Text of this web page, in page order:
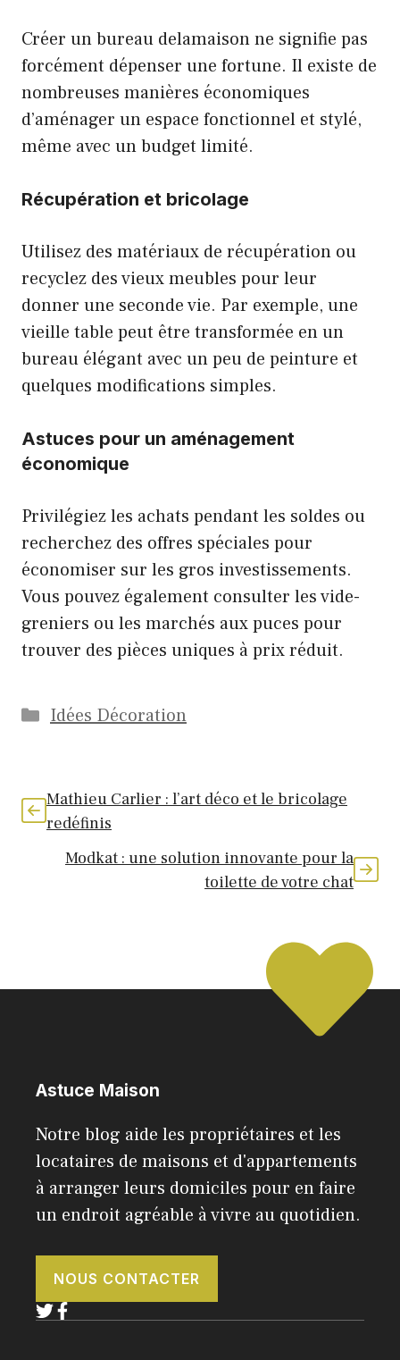
Créer un bureau delamaison ne signifie pas
forcément dépenser une fortune. Il existe de
nombreuses manières économiques
d’aménager un espace fonctionnel et stylé,
même avec un budget limité.
Récupération et bricolage
Utilisez des matériaux de récupération ou
recyclez des vieux meubles pour leur
donner une seconde vie. Par exemple, une
vieille table peut être transformée en un
bureau élégant avec un peu de peinture et
quelques modifications simples.
Astuces pour un aménagement
économique
Privilégiez les achats pendant les soldes ou
recherchez des offres spéciales pour
économiser sur les gros investissements.
Vous pouvez également consulter les vide-
greniers ou les marchés aux puces pour
trouver des pièces uniques à prix réduit.
Catégories
Idées Décoration
Mathieu Carlier : l’art déco et le bricolage
redéfinis
Modkat : une solution innovante pour la
toilette de votre chat
Astuce Maison
Notre blog aide les propriétaires et les
locataires de maisons et d'appartements
à arranger leurs domiciles pour en faire
un endroit agréable à vivre au quotidien.
NOUS CONTACTER